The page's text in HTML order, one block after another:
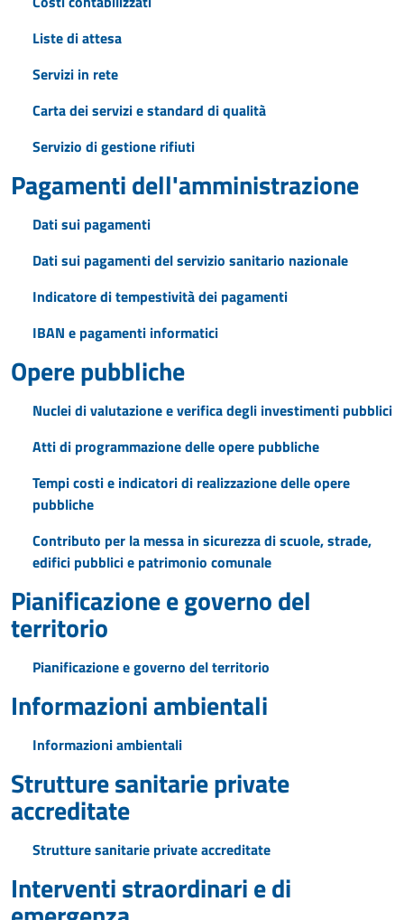
Liste di attesa
Servizi in rete
Carta dei servizi e standard di qualità
Servizio di gestione rifiuti
Pagamenti dell'amministrazione
Dati sui pagamenti
Dati sui pagamenti del servizio sanitario nazionale
Indicatore di tempestività dei pagamenti
IBAN e pagamenti informatici
Opere pubbliche
Nuclei di valutazione e verifica degli investimenti pubblici
Atti di programmazione delle opere pubbliche
Tempi costi e indicatori di realizzazione delle opere
pubbliche
Contributo per la messa in sicurezza di scuole, strade,
edifici pubblici e patrimonio comunale
Pianificazione e governo del
territorio
Pianificazione e governo del territorio
Informazioni ambientali
Informazioni ambientali
Strutture sanitarie private
accreditate
Strutture sanitarie private accreditate
Interventi straordinari e di